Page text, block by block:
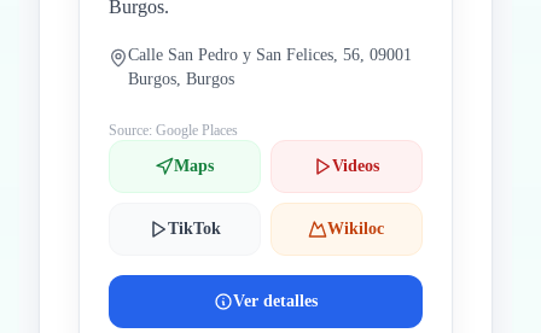
Burgos.
Calle San Pedro y San Felices, 56, 09001
Burgos, Burgos
Source: Google Places
Maps Videos
TikTok Wikiloc
Ver detalles